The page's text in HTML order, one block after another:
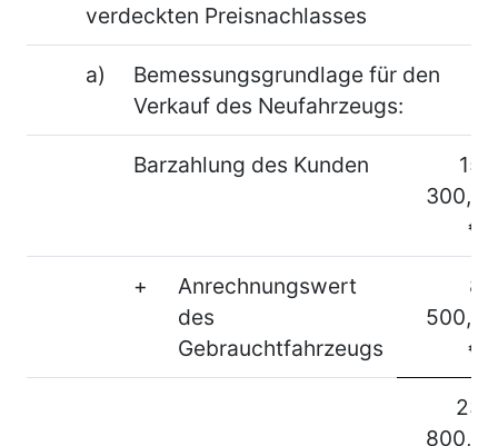
verdeckten Preisnachlasses
a)
Bemessungsgrundlage für den
Verkauf des Neufahrzeugs:
Barzahlung des Kunden
15
300,–
€
+
Anrechnungswert
des
Gebrauchtfahrzeugs
8
500,–
€
23
800,–